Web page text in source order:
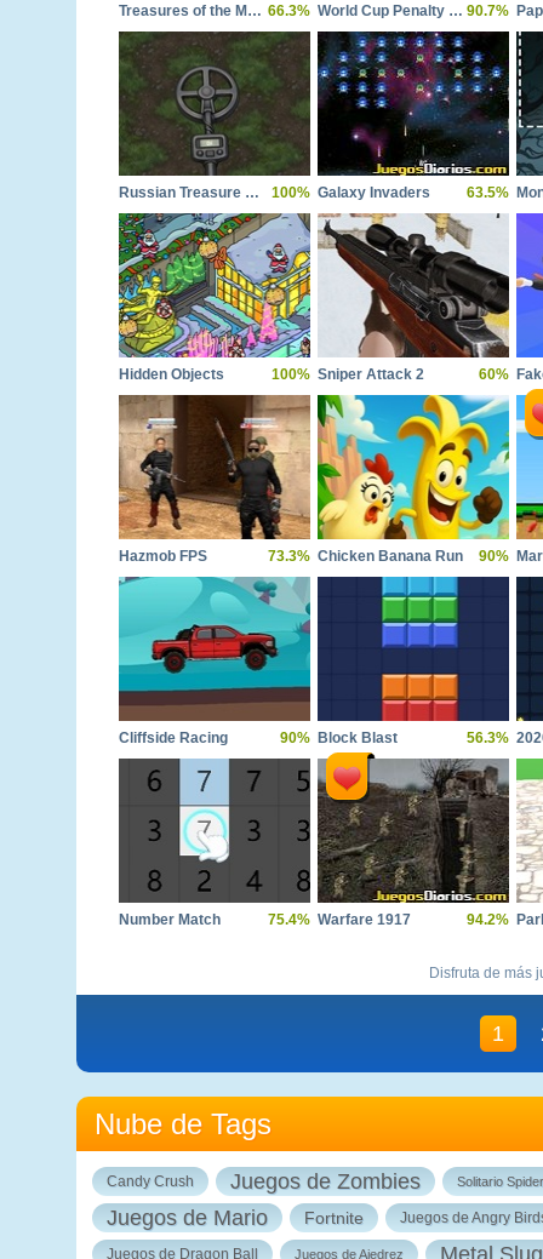
Treasures of the Mystic Sea 66.3% World Cup Penalty 2010 90.7%
Russian Treasure Hunter 100% Galaxy Invaders 63.5%
Hidden Objects 100% Sniper Attack 2 60%
Hazmob FPS 73.3% Chicken Banana Run 90%
Cliffside Racing 90% Block Blast 56.3%
Number Match 75.4% Warfare 1917 94.2%
Disfruta de más
1
Nube de Tags
Candy Crush Juegos de Zombies Solitario Spider
Juegos de Mario Fortnite Juegos de Angry
Juegos de Dragon Ball Juegos de Ajedrez Metal Slug